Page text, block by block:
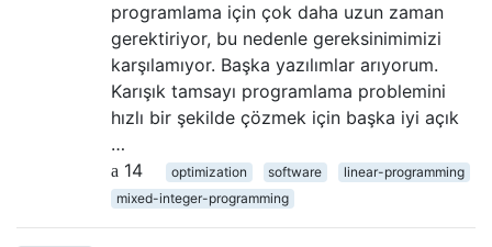
programlama için çok daha uzun zaman
gerektiriyor, bu nedenle gereksinimimizi
karşılamıyor. Başka yazılımlar arıyorum.
Karışık tamsayı programlama problemini
hızlı bir şekilde çözmek için başka iyi açık
…
14
optimization software
linear-programming
mixed-integer-programming